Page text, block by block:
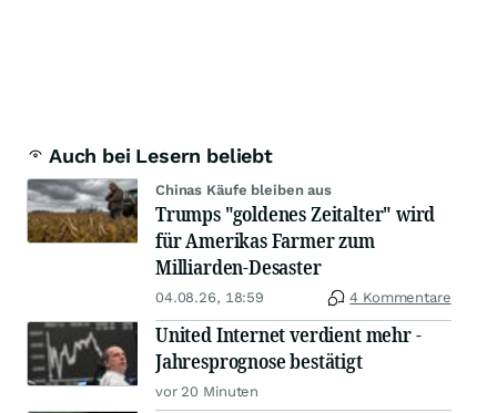
Auch bei Lesern beliebt
Chinas Käufe bleiben aus
Trumps "goldenes Zeitalter" wird
für Amerikas Farmer zum
Milliarden-Desaster
04.08.26, 18:59 4 Kommentare
United Internet verdient mehr -
Jahresprognose bestätigt
vor 20 Minuten